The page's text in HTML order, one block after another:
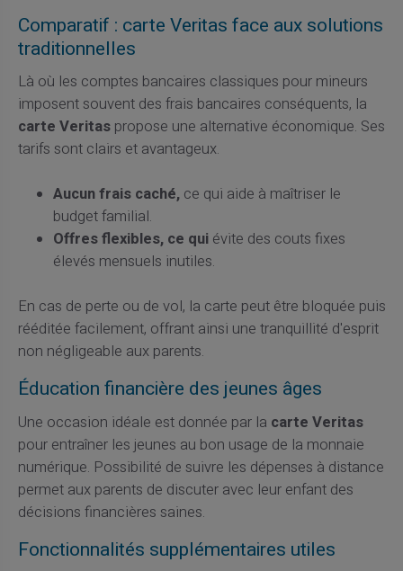
Comparatif : carte Veritas face aux solutions
traditionnelles
Là où les comptes bancaires classiques pour mineurs
imposent souvent des frais bancaires conséquents, la
carte Veritaspropose une alternative économique. Ses
tarifs sont clairs et avantageux.
Aucun frais caché, ce qui aide à maîtriser le
budget familial.
Offres flexibles, ce qui évite des couts fixes
élevés mensuels inutiles.
En cas de perte ou de vol, la carte peut être bloquée puis
rééditée facilement, offrant ainsi une tranquillité d'esprit
non négligeable aux parents.
Éducation financière des jeunes âges
Une occasion idéale est donnée par la carte Veritas
pour entraîner les jeunes au bon usage de la monnaie
numérique. Possibilité de suivre les dépenses à distance
permet aux parents de discuter avec leur enfant des
décisions financières saines.
Fonctionnalités supplémentaires utiles